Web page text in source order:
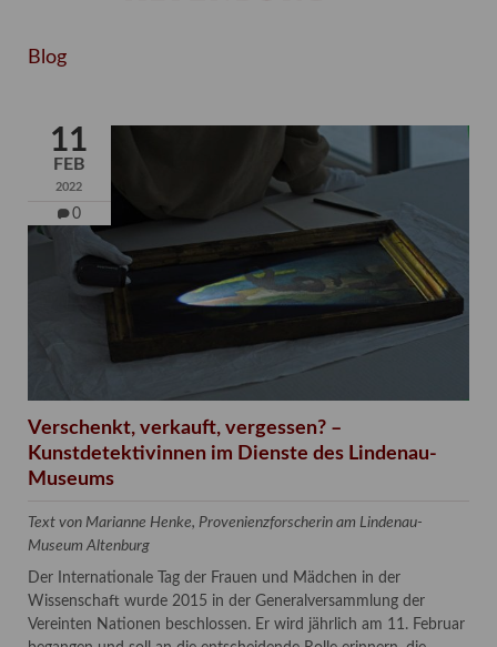
Blog
11
FEB
2022
0
Verschenkt, verkauft, vergessen? –
Kunstdetektivinnen im Dienste des Lindenau-
Museums
Text von Marianne Henke, Provenienzforscherin am Lindenau-
Museum Altenburg
Der Internationale Tag der Frauen und Mädchen in der
Wissenschaft wurde 2015 in der Generalversammlung der
Vereinten Nationen beschlossen. Er wird jährlich am 11. Februar